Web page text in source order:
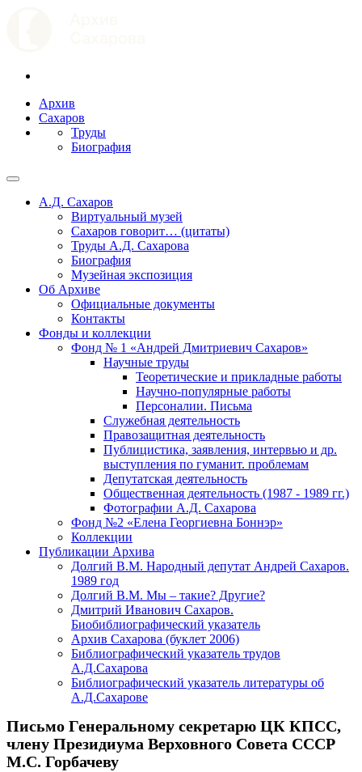
Архив
Сахаров
Труды
Биография
А.Д. Сахаров
Виртуальный музей
Сахаров говорит… (цитаты)
Труды А.Д. Сахарова
Биография
Музейная экспозиция
Об Архиве
Официальные документы
Контакты
Фонды и коллекции
Фонд № 1 «Андрей Дмитриевич Сахаров»
Научные труды
Теоретические и прикладные работы
Научно-популярные работы
Персоналии. Письма
Служебная деятельность
Правозащитная деятельность
Публицистика, заявления, интервью и др.
выступления по гуманит. проблемам
Депутатская деятельность
Общественная деятельность (1987 - 1989 гг.)
Фотографии А.Д. Сахарова
Фонд №2 «Елена Георгиевна Боннэр»
Коллекции
Публикации Архива
Долгий В.М. Народный депутат Андрей Сахаров.
1989 год
Долгий В.М. Мы – такие? Другие?
Дмитрий Иванович Сахаров.
Биобиблиографический указатель
Архив Сахарова (буклет 2006)
Библиографический указатель трудов
А.Д.Сахарова
Библиографический указатель литературы об
А.Д.Сахарове
Письмо Генеральному секретарю ЦК КПСС,
члену Президиума Верховного Совета СССР
М.С. Горбачеву